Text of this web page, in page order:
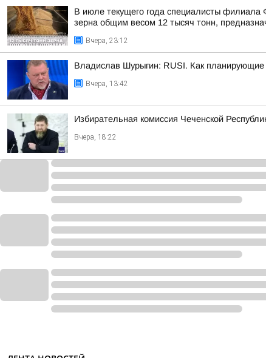
В июле текущего года специалисты филиала
зерна общим весом 12 тысяч тонн,
Вчера, 23:12
Владислав Шурыгин: RUSI. Как
Вчера, 13:42
Избирательная комиссия Чеченской
Вчера, 18:22